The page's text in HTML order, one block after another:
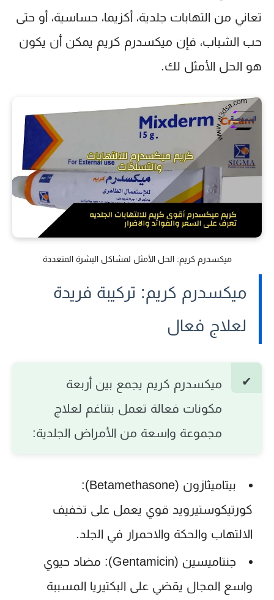
تعاني من التهابات جلدية، أكزيما، حساسية، أو حتى
حب الشباب، فإن ميكسدرم كريم يمكن أن يكون
هو الحل الأمثل لك.
ميكسدرم كريم: الحل الأمثل لمشاكل البشرة المتعددة
ميكسدرم كريم: تركيبة فريدة
لعلاج فعال
ميكسدرم كريم يجمع بين أربعة
مكونات فعالة تعمل بتناغم لعلاج
مجموعة واسعة من الأمراض الجلدية:
بيتاميثازون (Betamethasone):
كورتيكوستيرويد قوي يعمل على تخفيف
الالتهاب والحكة والاحمرار في الجلد.
جنتاميسين (Gentamicin):
مضاد حيوي
واسع المجال يقضي على البكتيريا المسببة